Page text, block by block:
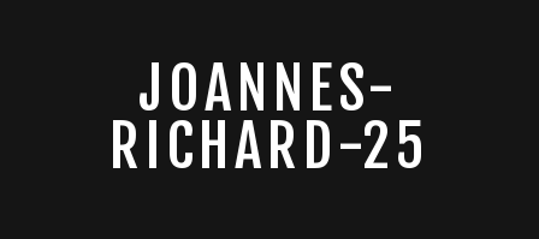
JOANNES-
RICHARD-25